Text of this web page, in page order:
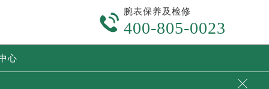

腕表保养及检修
400-805-0023
心
